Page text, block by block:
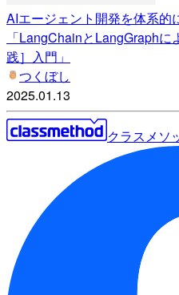
AIエージェント開発を体系的
「LangChainとLangGraph
践］入門」
つくぼし
2025.01.13
クラスメソ